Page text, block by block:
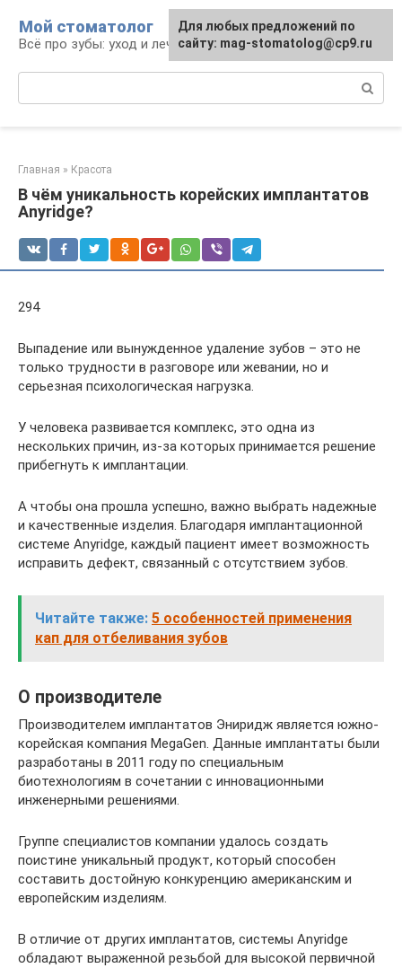
контенту
Мой стоматолог
Всё про зубы: уход и лечение
Главная » Красота
В чём уникальность корейских имплантатов
Anyridge?
294
Выпадение или вынужденное удаление зубов – это не
только трудности в разговоре или жевании, но и
серьезная психологическая нагрузка.
У человека развивается комплекс, это одна из
нескольких причин, из-за которых принимается решение
прибегнуть к имплантации.
А чтобы она прошла успешно, важно выбрать надежные
и качественные изделия. Благодаря имплантационной
системе Anyridge, каждый пациент имеет возможность
исправить дефект, связанный с отсутствием зубов.
Читайте также: 5 особенностей применения
кап для отбеливания зубов
О производителе
Производителем имплантатов Эниридж является южно-
корейская компания MegaGen. Данные имплантаты были
разработаны в 2011 году по специальным
биотехнологиям в сочетании с инновационными
инженерными решениями.
Группе специалистов компании удалось создать
поистине уникальный продукт, который способен
составить достойную конкуренцию американским и
европейским изделиям.
В отличие от других имплантатов, системы Anyridge
обладают выраженной резьбой для высокой первичной
Для любых предложений по
сайту: mag-stomatolog@cp9.ru